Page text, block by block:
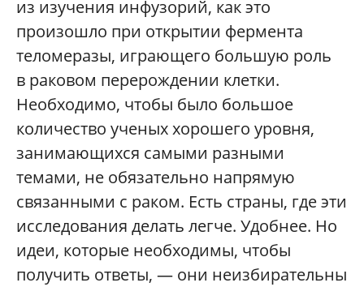
из изучения инфузорий, как это
произошло при открытии фермента
теломеразы, играющего большую роль
в раковом перерождении клетки.
Необходимо, чтобы было большое
количество ученых хорошего уровня,
занимающихся самыми разными
темами, не обязательно напрямую
связанными с раком. Есть страны, где эти
исследования делать легче. Удобнее. Но
идеи, которые необходимы, чтобы
получить ответы, — они неизбирательны